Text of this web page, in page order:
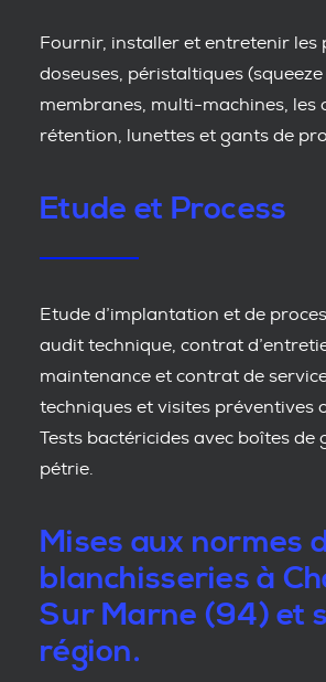
Fournir, installer et entretenir les
doseuses, péristaltiques (squeeze
membranes, multi-machines, les
rétention, lunettes et gants de
Etude et Process
Etude d’implantation et de
audit technique, contrat
maintenance et contrat de
techniques et visites préventives
Tests bactéricides avec boîtes de
pétrie.
Mises aux normes
blanchisseries à
Sur Marne (94) et
région.